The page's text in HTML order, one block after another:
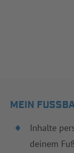
MEIN
Inhalte
deinem